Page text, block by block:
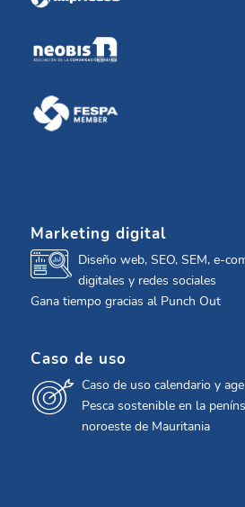
Marketing digital
Diseño web, SEO, SEM, e-
digitales y redes sociales
Gana tiempo gracias al Punch Out
Caso de uso
Caso de uso calendario y
Pesca sostenible en la
noroeste de Mauritania